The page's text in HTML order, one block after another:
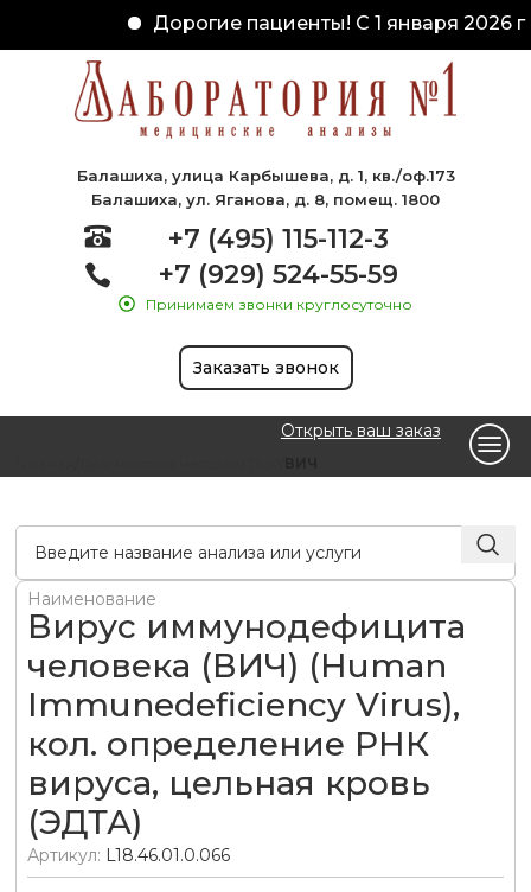
Дорогие пациенты! С 1 января 2026
Балашиха, улица Карбышева, д. 1, кв./оф.173
Балашиха, ул. Яганова, д. 8, помещ. 1800
+7 (495) 115-112-3
+7 (929) 524-55-59
Принимаем звонки круглосуточно
Заказать звонок
Открыть ваш заказ
Наименование
Вирус иммунодефицита
человека (ВИЧ) (Human
Immunedeficiency Virus),
кол. определение РНК
вируса, цельная кровь
(ЭДТА)
Артикул: L18.46.01.0.066